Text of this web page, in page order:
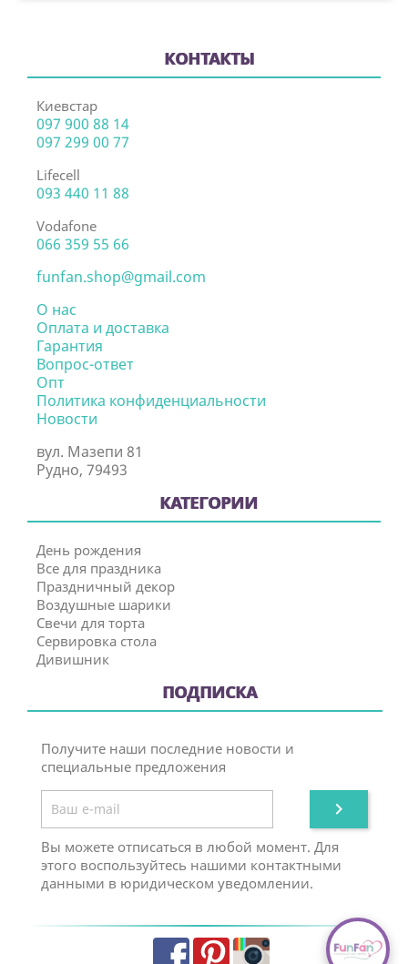
КОНТАКТЫ
Киевстар
097 900 88 14
097 299 00 77
Lifecell
093 440 11 88
Vodafone
066 359 55 66
funfan.shop@gmail.com
О нас
Оплата и доставка
Гарантия
Вопрос-ответ
Опт
Политика конфиденциальности
Новости
вул. Мазепи 81
Рудно, 79493
КАТЕГОРИИ
День рождения
Все для праздника
Праздничный декор
Воздушные шарики
Свечи для торта
Сервировка стола
Дивишник
ПОДПИСКА
Получите наши последние новости и
специальные предложения

Вы можете отписаться в любой момент. Для
этого воспользуйтесь нашими контактными
данными в юридическом уведомлении.
FacebookPinterestInstagram